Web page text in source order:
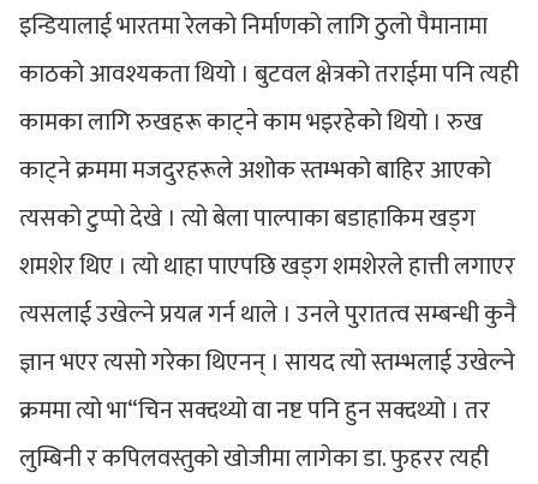
इन्डियालाई भारतमा रेलको निर्माणको लागि ठुलो पैमानामा
काठको आवश्यकता थियो । बुटवल क्षेत्रको तराईमा पनि त्यही
कामका लागि रुखहरू काट्ने काम भइरहेको थियो । रुख
काट्ने क्रममा मजदुरहरूले अशोक स्तम्भको बाहिर आएको
त्यसको टुप्पो देखे । त्यो बेला पाल्पाका बडाहाकिम खड्ग
शमशेर थिए । त्यो थाहा पाएपछि खड्ग शमशेरले हात्ती लगाएर
त्यसलाई उखेल्ने प्रयत्न गर्न थाले । उनले पुरातत्व सम्बन्धी कुनै
ज्ञान भएर त्यसो गरेका थिएनन् । सायद त्यो स्तम्भलाई उखेल्ने
क्रममा त्यो भा“चिन सक्दथ्यो वा नष्ट पनि हुन सक्दथ्यो । तर
लुम्बिनी र कपिलवस्तुको खोजीमा लागेका डा. फुहरर त्यही